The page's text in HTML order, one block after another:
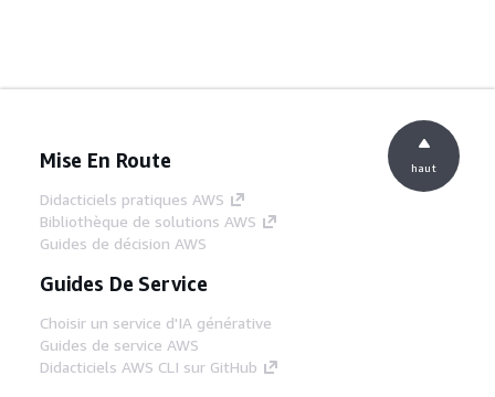
Mise En Route
Didacticiels pratiques AWS
Bibliothèque de solutions AWS
Guides de décision AWS
Guides De Service
Choisir un service d'IA générative
Guides de service AWS
Didacticiels AWS CLI sur GitHub
haut